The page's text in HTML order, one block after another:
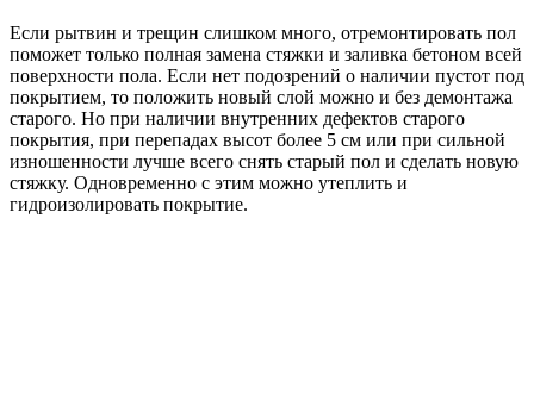
Если рытвин и трещин слишком много, отремонтировать пол
поможет только полная замена стяжки и заливка бетоном всей
поверхности пола. Если нет подозрений о наличии пустот под
покрытием, то положить новый слой можно и без демонтажа
старого. Но при наличии внутренних дефектов старого
покрытия, при перепадах высот более 5 см или при сильной
изношенности лучше всего снять старый пол и сделать новую
стяжку. Одновременно с этим можно утеплить и
гидроизолировать покрытие.